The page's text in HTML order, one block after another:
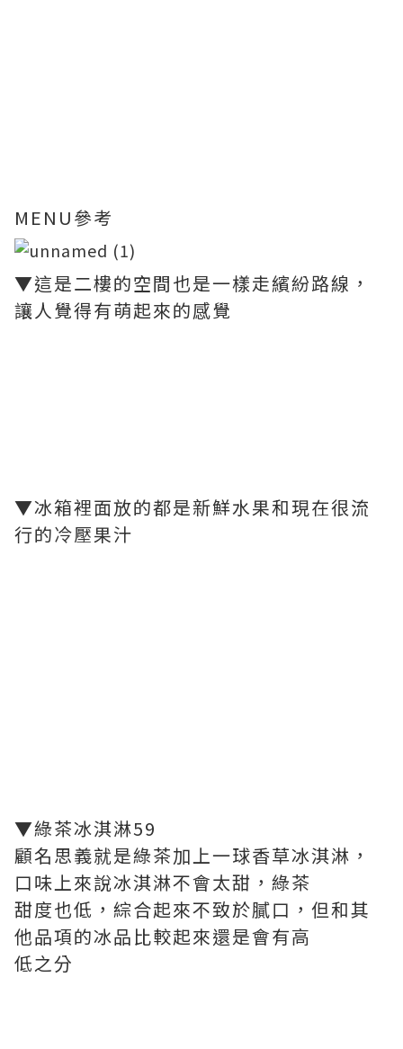
MENU參考
▼這是二樓的空間也是一樣走繽紛路線，
讓人覺得有萌起來的感覺
▼冰箱裡面放的都是新鮮水果和現在很流
行的冷壓果汁
▼綠茶冰淇淋59
顧名思義就是綠茶加上一球香草冰淇淋，
口味上來說冰淇淋不會太甜，綠茶
甜度也低，綜合起來不致於膩口，但和其
他品項的冰品比較起來還是會有高
低之分